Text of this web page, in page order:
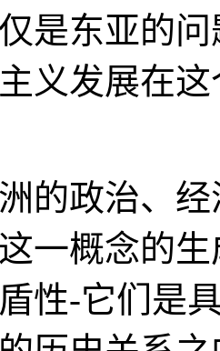
是东亚的
义发展在
的政治、
一概念的
性-它们是